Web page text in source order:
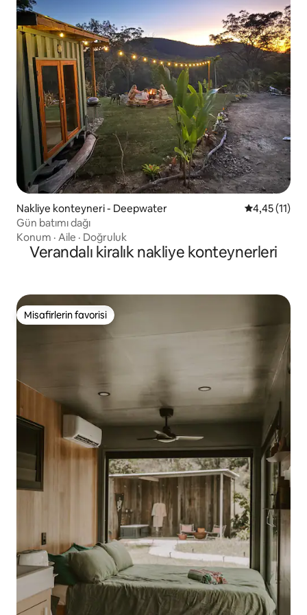
Nakliye konteyneri - Deepwater 5 üzerinden
4,45 (11)
Gün batımı dağı
Konum · Aile · Doğruluk
Verandalı kiralık nakliye konteynerleri
Misafirlerin favorisi
Misafirlerin favorisi